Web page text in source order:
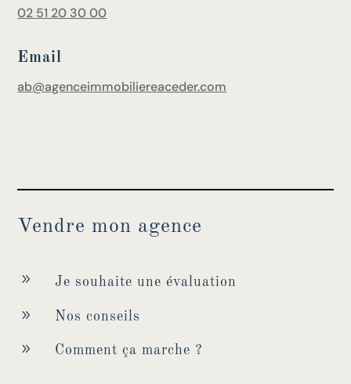
02 51 20 30 00
Email
ab@agenceimmobiliereaceder.com
Vendre mon agence
9 Je souhaite une évaluation
9 Nos conseils
9 Comment ça marche ?